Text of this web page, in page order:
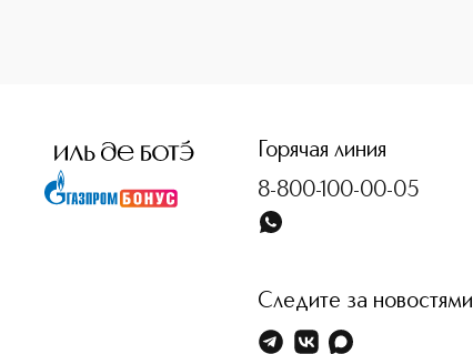
Горячая линия
8-800-100-00-05
Следите за новостями